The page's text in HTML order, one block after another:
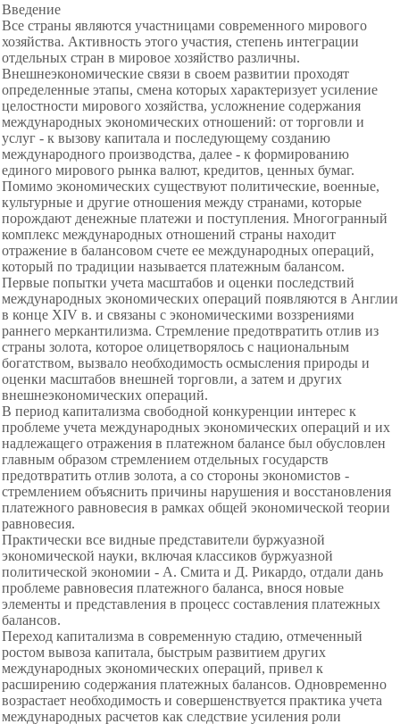
Введение
Все страны являются участницами современного мирового
хозяйства. Активность этого участия, степень интеграции
отдельных стран в мировое хозяйство различны.
Внешнеэкономические связи в своем развитии проходят
определенные этапы, смена которых характеризует усиление
целостности мирового хозяйства, усложнение содержания
международных экономических отношений: от торговли и
услуг - к вызову капитала и последующему созданию
международного производства, далее - к формированию
единого мирового рынка валют, кредитов, ценных бумаг.
Помимо экономических существуют политические, военные,
культурные и другие отношения между странами, которые
порождают денежные платежи и поступления. Многогранный
комплекс международных отношений страны находит
отражение в балансовом счете ее международных операций,
который по традиции называется платежным балансом.
Первые попытки учета масштабов и оценки последствий
международных экономических операций появляются в Англии
в конце XIV в. и связаны с экономическими воззрениями
раннего меркантилизма. Стремление предотвратить отлив из
страны золота, которое олицетворялось с национальным
богатством, вызвало необходимость осмысления природы и
оценки масштабов внешней торговли, а затем и других
внешнеэкономических операций.
В период капитализма свободной конкуренции интерес к
проблеме учета международных экономических операций и их
надлежащего отражения в платежном балансе был обусловлен
главным образом стремлением отдельных государств
предотвратить отлив золота, а со стороны экономистов -
стремлением объяснить причины нарушения и восстановления
платежного равновесия в рамках общей экономической теории
равновесия.
Практически все видные представители буржуазной
экономической науки, включая классиков буржуазной
политической экономии - А. Смита и Д. Рикардо, отдали дань
проблеме равновесия платежного баланса, внося новые
элементы и представления в процесс составления платежных
балансов.
Переход капитализма в современную стадию, отмеченный
ростом вывоза капитала, быстрым развитием других
международных экономических операций, привел к
расширению содержания платежных балансов. Одновременно
возрастает необходимость и совершенствуется практика учета
международных расчетов как следствие усиления роли